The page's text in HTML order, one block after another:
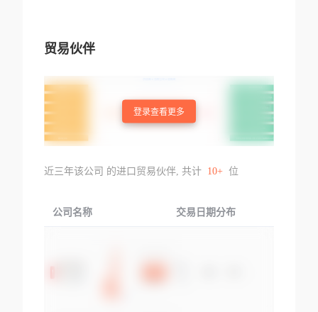
贸易伙伴
登录查看更多
近三年该公司 的进口贸易伙伴, 共计 10+ 位
公司名称 交易日期分布